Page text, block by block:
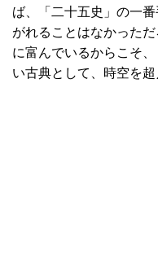
ば、「二十五史」の一
がれることはなかった
に富んでいるからこそ
い古典として、時空を